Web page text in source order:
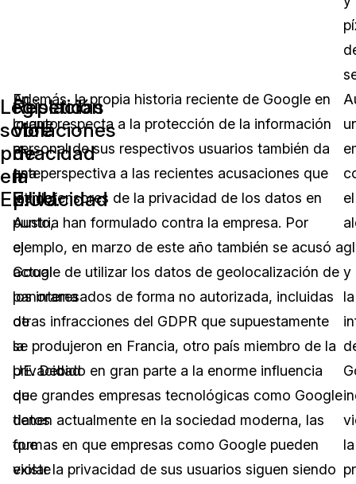
Legislación
sobre
privacidad
en
EE.UU.
En
cuanto
a
este
último
punto,
el
actual
panorama
de
la
privacidad
de
datos
que
existe
Repetidas
violaciones
de
la
privacidad
Además, la propia historia reciente de Google en
lo que respecta a la protección de la información
personal de sus respectivos usuarios también da
una perspectiva a las recientes acusaciones que
los defensores de la privacidad de los datos en
Austria han formulado contra la empresa. Por
ejemplo, en marzo de este año también se acusó a
Google de utilizar los datos de geolocalización de
los interesados de forma no autorizada, incluidas
otras infracciones del GDPR que supuestamente
se produjeron en Francia, otro país miembro de la
UE. Debido en gran parte a la enorme influencia
que grandes empresas tecnológicas como Google
tienen actualmente en la sociedad moderna, las
formas en que empresas como Google pueden
violar la privacidad de sus usuarios siguen siendo
el
y
la
la